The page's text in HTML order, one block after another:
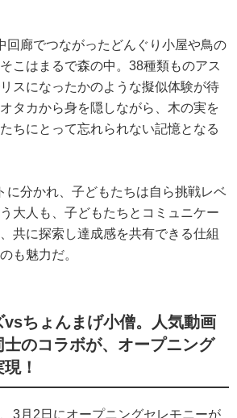
回廊でつながったどんぐり小屋や鳥の
こはまるで森の中。38種類ものアス
スになったかのような擬似体験が待
タカから身を隠しながら、木の実を
ちにとって忘れられない記憶となる
に分かれ、子どもたちは自ら挑戦レベ
大人も、子どもたちとコミュニケー
共に探索し達成感を共有できる仕組
も魅力だ。
vsちょんまげ小僧。人気動画
のコラボが、オープニング
！
3月2日にオープニングセレモニーが